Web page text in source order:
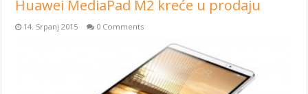
Huawei MediaPad M2 kreće u prodaju
14. Srpanj 2015 0 Comments